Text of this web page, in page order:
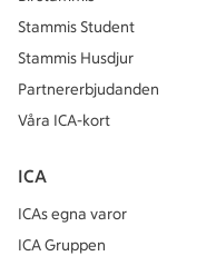
Stammis Student
Stammis Husdjur
Partnererbjudanden
Våra ICA-kort
ICA
ICAs egna varor
ICA Gruppen